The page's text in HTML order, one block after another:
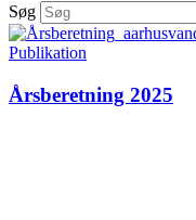
Søg
Publikation
Årsberetning 2025